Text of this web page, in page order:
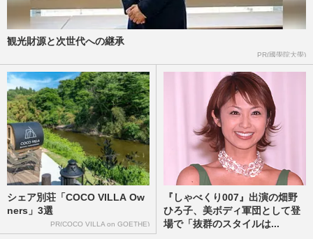
六茶はガッキーが出演！企業の“替え
歌”CMが爆増も「王道とはいえ…
週刊女性2025年12月30日号
《共演が見たい夫婦ランキングTOP5》星
野源＆新垣結衣夫妻らを抑え、DAIGO＆
北川景子が1位に!プロが分析す…
週刊女性2025年12月2日・9日号 2025/11/22
観光財源と次世代への継承
PR(國學院大學)
シェア別荘「COCO VILLA Ow
ners」3選
PR(COCO VILLA on GOETHE)
『しゃべくり007』出演の畑野
ひろ子、美ボディ軍団として登
場で「抜群のスタイルは...